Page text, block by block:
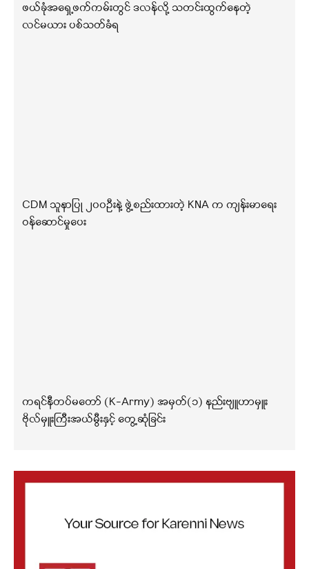
ဖယ်ခုံအရှေ့ဖက်ကမ်းတွင် ဒလန်လို့ သတင်းထွက်နေတဲ့
လင်မယား ပစ်သတ်ခံရ
CDM သူနာပြု ၂၀၀ဦးနဲ့ ဖွဲ့စည်းထားတဲ့ KNA က ကျန်းမာရေး
ဝန်ဆောင်မှုပေး
ကရင်နီတပ်မတော် (K-Army) အမှတ်(၁) နည်းဗျူဟာမှူး
ဗိုလ်မှူးကြီးအယ်မွီးနှင့် တွေ့ဆုံခြင်း